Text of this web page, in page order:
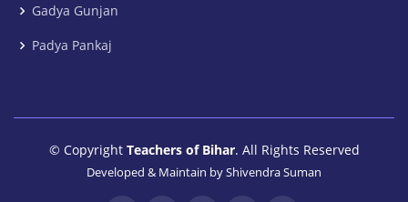
Gadya Gunjan
Padya Pankaj
© Copyright Teachers of Bihar. All Rights Reserved
Developed & Maintain byShivendra Suman